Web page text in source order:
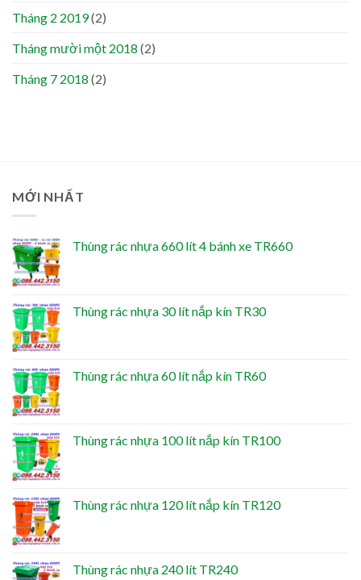
Tháng 2 2019(2)
Tháng mười một 2018 (2)
Tháng 7 2018 (2)
MỚI NHẤT
Thùng rác nhựa 660 lít 4 bánh xe TR660
Thùng rác nhựa 30 lít nắp kín TR30
Thùng rác nhựa 60 lít nắp kín TR60
Thùng rác nhựa 100 lít nắp kín TR100
Thùng rác nhựa 120 lít nắp kín TR120
Thùng rác nhựa 240 lít TR240